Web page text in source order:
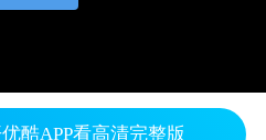
酷APP看高清完整版